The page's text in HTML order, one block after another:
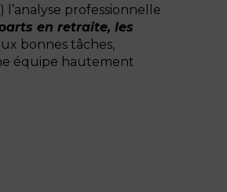
l’analyse professionnelle
en retraite, les
bonnes tâches,
équipe hautement